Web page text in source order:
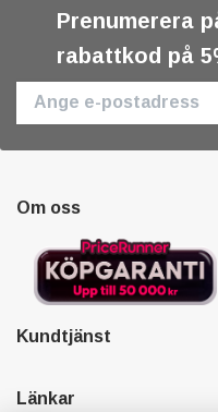
Prenumerera
rabattkod på
Om oss
Kundtjänst
Länkar